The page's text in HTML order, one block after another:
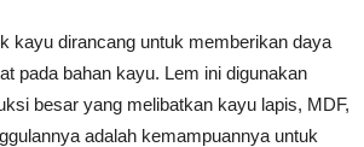
kayu dirancang untuk memberikan daya
pada bahan kayu. Lem ini digunakan
besar yang melibatkan kayu lapis, MDF,
adalah kemampuannya untuk